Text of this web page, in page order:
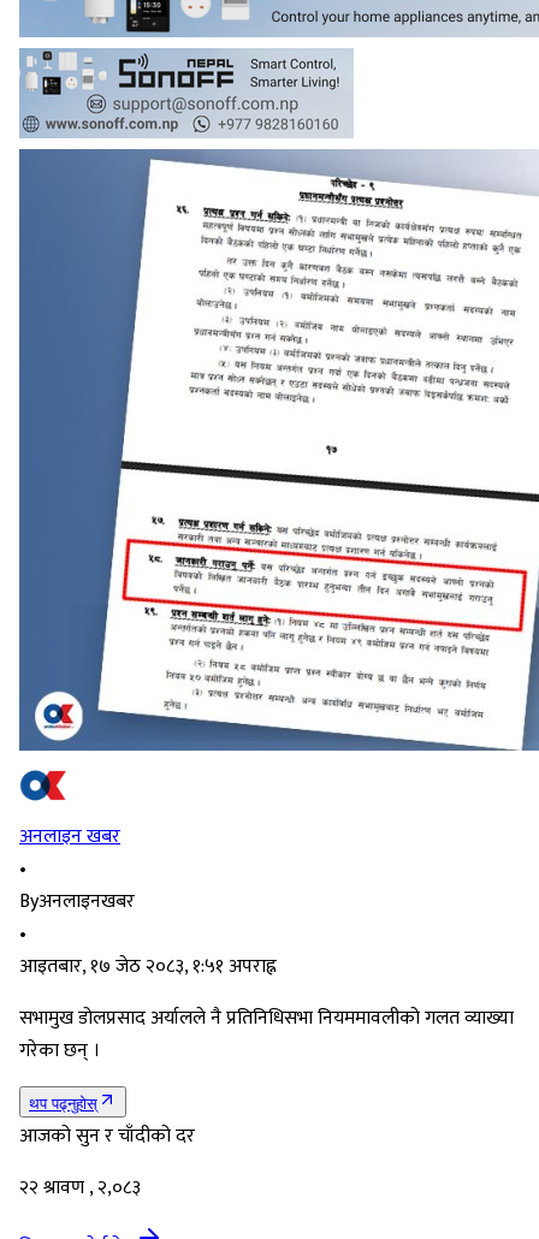
अनलाइन खबर
•
Byअनलाइनखबर
•
आइतबार, १७ जेठ २०८३, १:५१ अपराह्न
सभामुख डोलप्रसाद अर्यालले नै प्रतिनिधिसभा नियममावलीको गलत व्याख्या
गरेका छन् ।
थप पढ्नुहोस्
आजको सुन र चाँदीको दर
२२ श्रावण , २,०८३